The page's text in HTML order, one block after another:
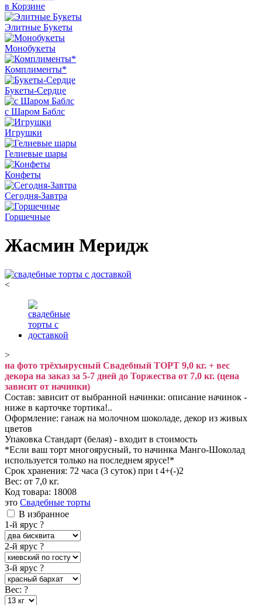
в Корзине
Элитные Букеты
Монобукеты
Комплименты*
Букеты-Сердце
с Шаром Баблс
Игрушки
Гелиевые шары
Конфеты
Сегодня-Завтра
Горшечные
Жасмин Меридж
<
>
на фото трёхъярусный Свадебный ТОРТ 9,0 кг. + вес
декора на заказ за 5-7 дней до Торжества от 7,0 кг. (цена
зависит от начинки)
Состав: зависит от выбранной начинки: описание начинок -
ниже в карточке тортика!..
Оформление: ганаж на молочном шоколаде, декор из живых
цветов
Упаковка Стандарт (белая) - входит в стоимость
*Если ваш торт многоярусный, то начинка Манго-Шоколад
используется только на последнем ярусе!*
Срок хранения: 72 часа (3 суток) при t 4+(-)2
Вес: от 7,0 кг.
Код товара: 18008
это Свадебные торты
В избранное
1-й ярус ?
2-й ярус ?
3-й ярус ?
Вес: ?